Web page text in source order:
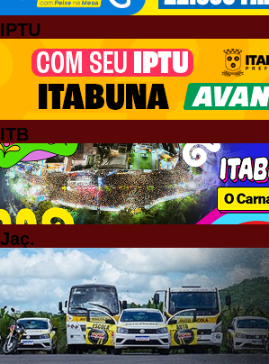
IPTU
ITB
Jaç.